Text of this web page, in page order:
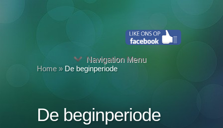
Navigation Menu
Home » De beginperiode
De beginperiode